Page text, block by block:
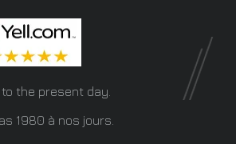
the present day.
1980 à nos jours.